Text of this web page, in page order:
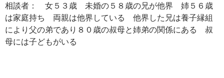
相談者： 女５３歳 未婚の５８歳の兄が他界 姉５６歳
は家庭持ち 両親は他界している 他界した兄は養子縁組
により父の弟であり８０歳の叔母と姉弟の関係にある 叔
母には子どもがいる